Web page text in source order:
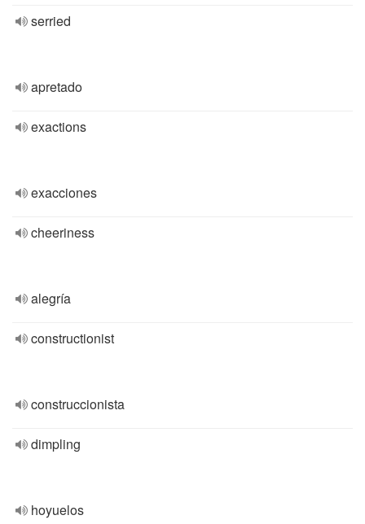
serried
apretado
exactions
exacciones
cheeriness
alegría
constructionist
construccionista
dimpling
hoyuelos